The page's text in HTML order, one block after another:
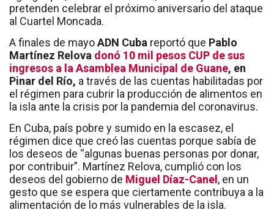
pretenden celebrar el próximo aniversario del ataque
al Cuartel Moncada.
A finales de mayoADN Cuba reportó que Pablo
Martínez Relova donó 10 mil pesos CUP de sus
ingresos a laAsamblea Municipal de Guane, en
Pinar del Río, a través de las cuentas habilitadas por
el régimen para cubrir la producción de alimentos en
la isla ante la crisis por la pandemia del coronavirus.
En Cuba, país pobre y sumido en la escasez, el
régimen dice que creó las cuentas porque sabía de
los deseos de “algunas buenas personas por donar,
por contribuir”. Martínez Relova, cumplió con los
deseos del gobierno de Miguel Díaz-Canel , en un
gesto que se espera que ciertamente contribuya a la
alimentación de lo más vulnerables de la isla.